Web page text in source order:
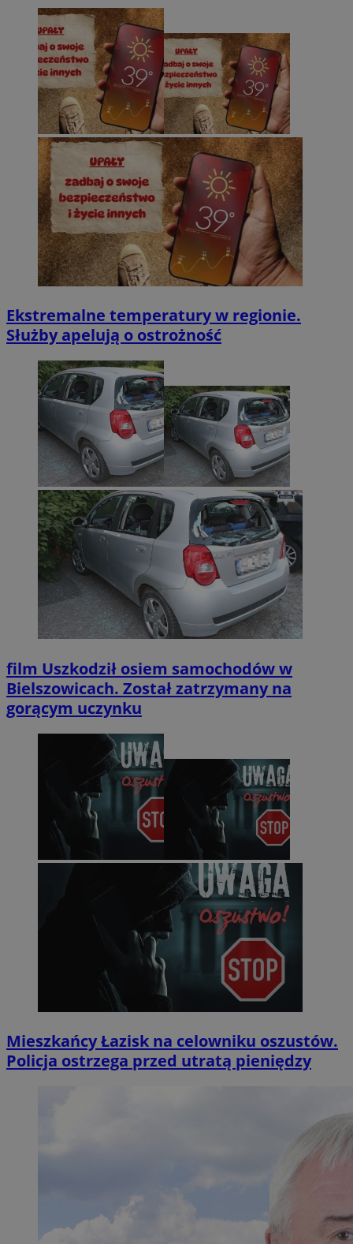
Ekstremalne temperatury w regionie.
Służby apelują o ostrożność
film Uszkodził osiem samochodów w
Bielszowicach. Został zatrzymany na
gorącym uczynku
Mieszkańcy Łazisk na celowniku oszustów.
Policja ostrzega przed utratą pieniędzy